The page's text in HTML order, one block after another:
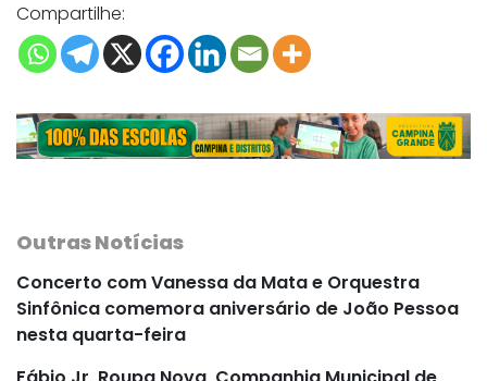
Compartilhe:
Outras Notícias
Concerto com Vanessa da Mata e Orquestra
Sinfônica comemora aniversário de João Pessoa
nesta quarta-feira